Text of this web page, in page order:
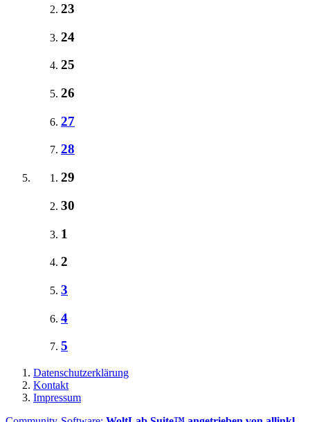
23
24
25
26
27
28
29
30
1
2
3
4
5
Datenschutzerklärung
Kontakt
Impressum